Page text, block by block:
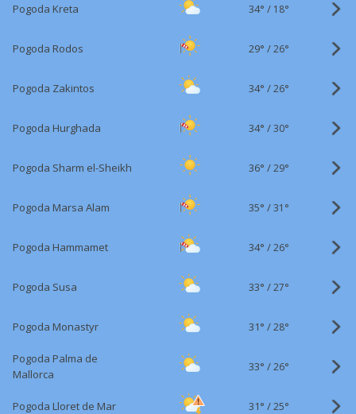
Pogoda Kreta 34° / 18°
Pogoda Rodos 29° /26°
Pogoda Zakintos 34° /26°
Pogoda Hurghada 34° /30°
Pogoda Sharm el-Sheikh 36° /29°
Pogoda Marsa Alam 35° /31°
Pogoda Hammamet 34° /26°
Pogoda Susa 33° /27°
Pogoda Monastyr 31° /28°
Pogoda Palma de
Mallorca
33° /26°
Pogoda Lloret de Mar 31° /25°